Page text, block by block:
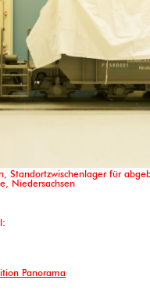
Standortzwischenlager für
Niedersachsen
Panorama